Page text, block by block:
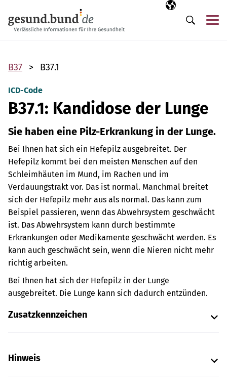
Ausgewählte
DE
Suche
B37 B37.1
ICD-Code
B37.1: Kandidose der Lunge
Sie haben eine Pilz-Erkrankung in der Lunge.
Bei Ihnen hat sich ein Hefepilz ausgebreitet. Der
Hefepilz kommt bei den meisten Menschen auf den
Schleimhäuten im Mund, im Rachen und im
Verdauungstrakt vor. Das ist normal. Manchmal breitet
sich der Hefepilz mehr aus als normal. Das kann zum
Beispiel passieren, wenn das Abwehrsystem geschwächt
ist. Das Abwehrsystem kann durch bestimmte
Erkrankungen oder Medikamente geschwächt werden. Es
kann auch geschwächt sein, wenn die Nieren nicht mehr
richtig arbeiten.
Bei Ihnen hat sich der Hefepilz in der Lunge
ausgebreitet. Die Lunge kann sich dadurch entzünden.
Zusatzkennzeichen
Hinweis